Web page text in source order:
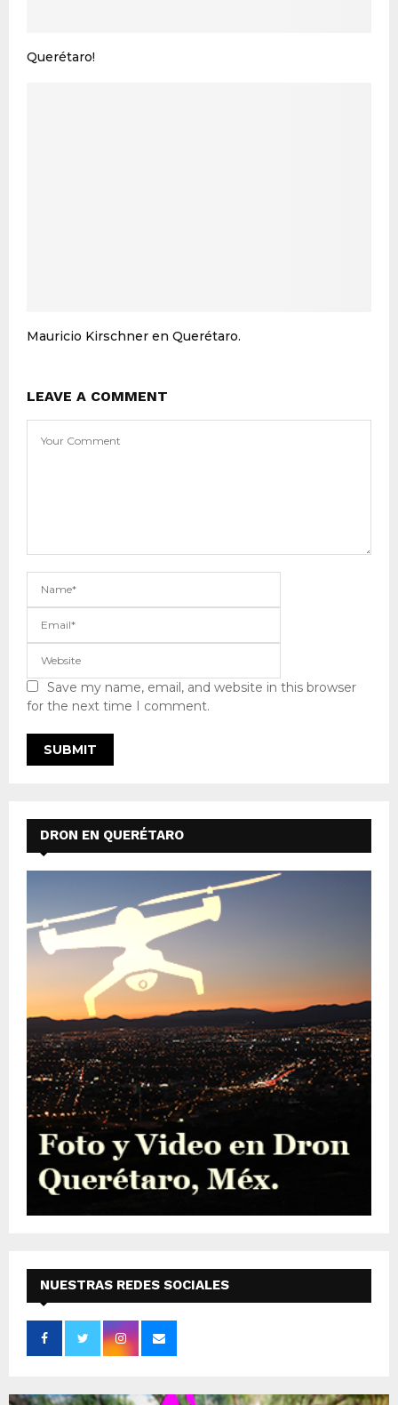
Querétaro!
Mauricio Kirschner en Querétaro.
LEAVE A COMMENT
Save my name, email, and website in this browser
for the next time I comment.
DRON EN QUERÉTARO
NUESTRAS REDES SOCIALES